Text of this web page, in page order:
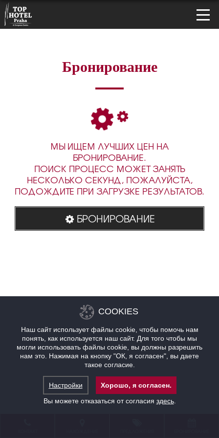
Бронирование
МЫ ИЩЕМ ЛУЧШИХ ЦЕН НА
БРОНИРОВАНИЕ.
ПОИСК ПРОЦЕСС МОЖЕТ ЗАНЯТЬ
НЕСКОЛЬКО СЕКУНД, ПОЖАЛУЙСТА,
ПОДОЖДИТЕ ПРИ ЗАГРУЗКЕ РЕЗУЛЬТАТОВ.
БРОНИРОВАНИЕ
COOKIES
Наш сайт использует файлы cookie, чтобы помочь нам
понять, как используется наш сайт. Для того чтобы мы
могли использовать файлы cookie, вы должны разрешить
нам это. Нажимая на кнопку "ОК, я согласен", вы даете
такое согласие.
Настройки
Хорошо, я согласен.
Вы можете отказаться от согласия здесь.